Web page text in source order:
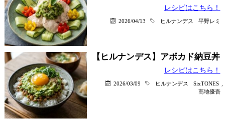
レシピはこちら！
2026/04/13 ヒルナンデス 平野レミ
【ヒルナンデス】アボカド納豆丼
レシピはこちら！
2026/03/09 ヒルナンデス SixTONES
髙地優吾